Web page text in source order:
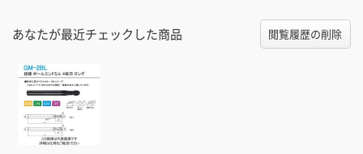
あなたが最近チェックした商品 閲覧履歴の削除